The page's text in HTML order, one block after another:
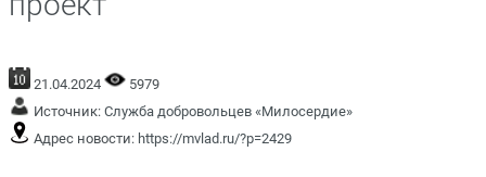
21.04.2024
5979
Источник: Служба добровольцев «Милосердие»
Адрес новости: https://mvlad.ru/?p=2429